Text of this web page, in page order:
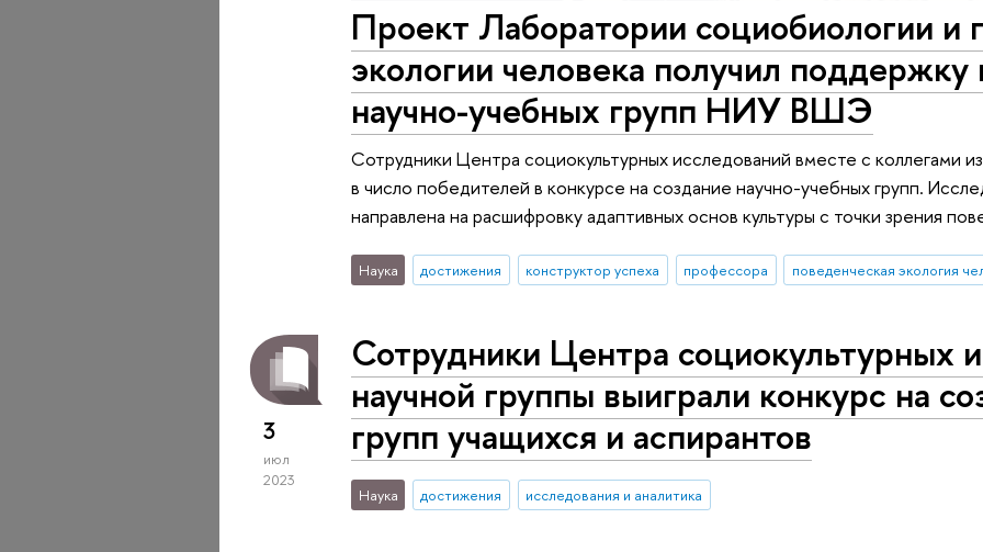
Проект Лаборатории социобиологии и
экологии человека получил поддержку
научно-учебных групп НИУ ВШЭ
Сотрудники Центра социокультурных исследований вместе с коллегами
в число победителей в конкурсе на создание научно-учебных групп.
направлена на расшифровку адаптивных основ культуры с точки зрения
Наука достижения конструктор успеха профессора поведенческая экология
3
июл
2023
Сотрудники Центра социокультурных
научной группы выиграли конкурс на
групп учащихся и аспирантов
Наука достижения исследования и аналитика